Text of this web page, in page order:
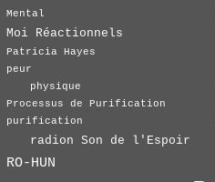
Mental
Moi Réactionnels
Patricia Hayes
peur
physique
Processus de Purification
purification
radion Son de l'Espoir
RO-HUN